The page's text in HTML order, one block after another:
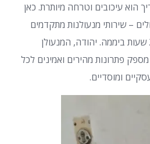
הוא עיכובים וטרחה מיותרת. כאן
– שירותי מנעולנות מתקדמים
עם מענה מקצועי וזמין 24 שעות ביממה. יהודה, המנעולן
פתרונות מהירים ואמינים לכל
ומוסדיים.